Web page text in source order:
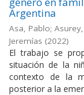
Argentina
Asa, Pablo;
Jeremías (2022)
El trabajo se
situación de la
contexto de la
posterior a la